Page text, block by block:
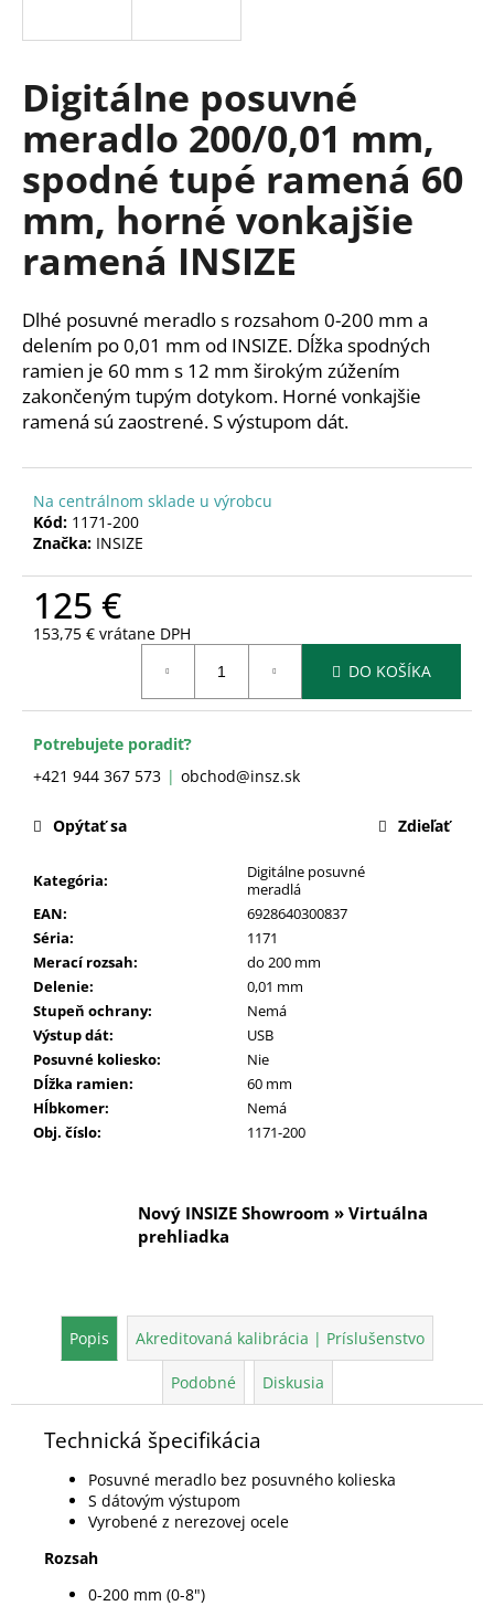
Digitálne posuvné
meradlo 200/0,01 mm,
spodné tupé ramená 60
mm, horné vonkajšie
ramená INSIZE
Dlhé posuvné meradlo s rozsahom 0-200 mm a
delením po 0,01 mm od INSIZE. Dĺžka spodných
ramien je 60 mm s 12 mm širokým zúžením
zakončeným tupým dotykom. Horné vonkajšie
ramená sú zaostrené. S výstupom dát.
Na centrálnom sklade u výrobcu
Kód: 1171-200
Značka: INSIZE
125 €
153,75 € vrátane DPH
DO KOŠÍKA
Potrebujete poradiť?
+421 944 367 573
obchod@insz.sk
Kategória:
Digitálne posuvné
meradlá
EAN:
6928640300837
Séria:
1171
Merací rozsah:
do 200 mm
Delenie:
0,01 mm
Stupeň ochrany:
Nemá
Výstup dát:
USB
Posuvné koliesko:
Nie
Dĺžka ramien:
60 mm
Hĺbkomer:
Nemá
Obj. číslo: 1171-200
Opýtať sa Zdieľať
Nový INSIZE Showroom » Virtuálna
prehliadka
Popis Akreditovaná kalibrácia | Príslušenstvo
Podobné Diskusia
Technická špecifikácia
Posuvné meradlo bez posuvného kolieska
S dátovým výstupom
Vyrobené z nerezovej ocele
Rozsah
0-200 mm (0-8")
s
ť
?
HĽADAŤ
O
d
p
o
ú
a
m
e